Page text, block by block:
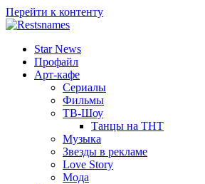
Перейти к контенту
Star News
Профайл
Арт-кафе
Сериалы
Фильмы
ТВ-Шоу
Танцы на ТНТ
Музыка
Звезды в рекламе
Love Story
Мода